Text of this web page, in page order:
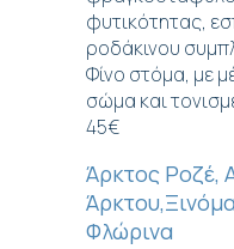
φυτικότητας,
ροδάκινου
Φίνο στόμα, με
σώμα και
45€
Άρκτος Ροζέ,
Φλώρινα